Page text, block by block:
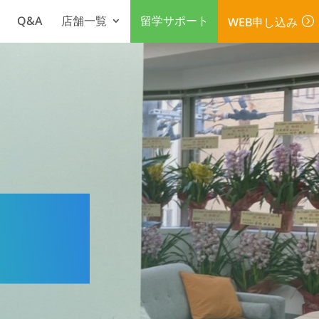
Q&A 店舗一覧 留学サポート WEB申し込み =